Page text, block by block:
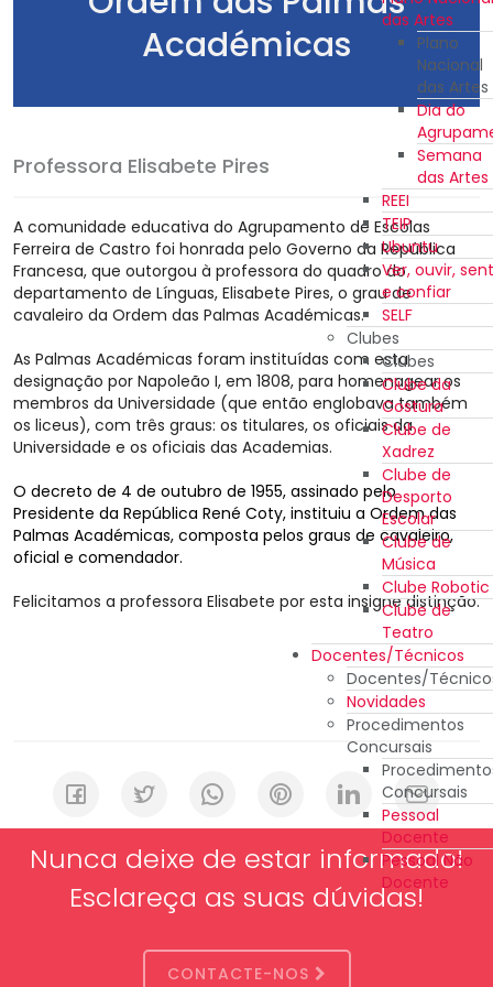
das Artes
Plano
Nacional
das Artes
Dia do
Semana
das Artes
REEI
TEIP
Ubuntu
Ver, ouvir,
e confiar
SELF
Clubes
Clubes
Clube da
Costura
Clube de
Xadrez
Clube de
Desporto
Escolar
Clube de
Música
Clube Robotic
Clube de
Teatro
Docentes/Técnicos
Docentes/
Novidades
Procedimentos
Concursais
Concursais
Pessoal
Docente
Pessoal Não
Docente
Académicas
Professora Elisabete Pires
A comunidade educativa do Agrupamento de Escolas
Ferreira de Castro foi honrada pelo Governo da República
Francesa, que outorgou à professora do quadro do
departamento de Línguas, Elisabete Pires, o grau de
cavaleiro da Ordem das Palmas Académicas.
As Palmas Académicas foram instituídas com esta
designação por Napoleão I, em 1808, para homenagear os
membros da Universidade (que então englobava também
os liceus), com três graus: os titulares, os oficiais da
Universidade e os oficiais das Academias.
O decreto de 4 de outubro de 1955, assinado pelo
Presidente da República René Coty, instituiu a Ordem das
Palmas Académicas, composta pelos graus de cavaleiro,
oficial e comendador.
Felicitamos a professora Elisabete por esta insigne distinção.
Nunca deixe de estar informado!
Esclareça as suas dúvidas!
CONTACTE-NOS